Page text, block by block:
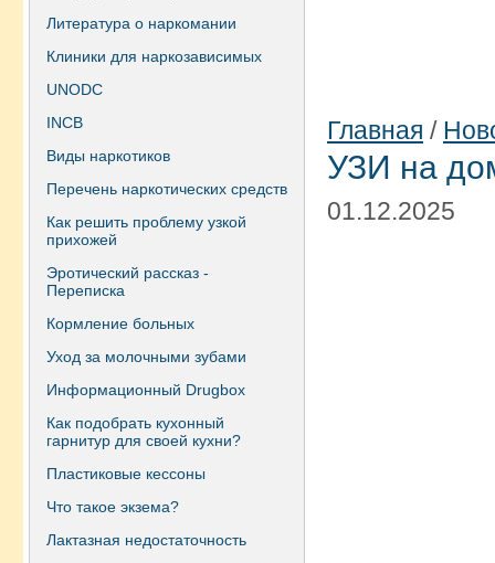
Литература о наркомании
Клиники для наркозависимых
UNODC
INCB
Виды наркотиков
Перечень наркотических средств
Как решить проблему узкой
прихожей
Эротический рассказ -
Переписка
Кормление больных
Уход за молочными зубами
Информационный Drugbox
Как подобрать кухонный
гарнитур для своей кухни?
Пластиковые кессоны
Что такое экзема?
Лактазная недостаточность
Главная /
УЗИ на
01.12.2025